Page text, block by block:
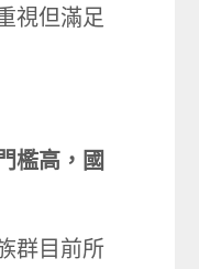
視但滿足
檻高，國
目前所